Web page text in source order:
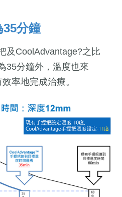
35分鐘
及CoolAdvantage?之比
35分鐘外，溫度也來
率地完成治療。